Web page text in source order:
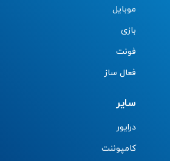
موبایل
بازی
فونت
فعال ساز
سایر
درایور
کامپوننت